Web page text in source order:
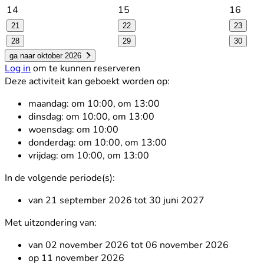
14
15 16
21 22 23
28 29
30
ga naar oktober 2026
Log in om te kunnen reserveren
Deze activiteit kan geboekt worden op:
maandag: om 10:00, om 13:00
dinsdag: om 10:00, om 13:00
woensdag: om 10:00
donderdag: om 10:00, om 13:00
vrijdag: om 10:00, om 13:00
In de volgende periode(s):
van 21 september 2026 tot 30 juni 2027
Met uitzondering van:
van 02 november 2026 tot 06 november 2026
op 11 november 2026